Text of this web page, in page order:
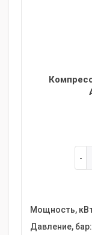
Мощность,
Давление, бар: